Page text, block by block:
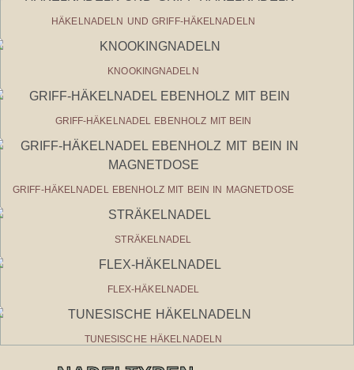
HÄKELNADELN UND GRIFF-HÄKELNADELN
KNOOKINGNADELN
GRIFF-HÄKELNADEL EBENHOLZ MIT BEIN
GRIFF-HÄKELNADEL EBENHOLZ MIT BEIN IN MAGNETDOSE
STRÄKELNADEL
FLEX-HÄKELNADEL
TUNESISCHE HÄKELNADELN